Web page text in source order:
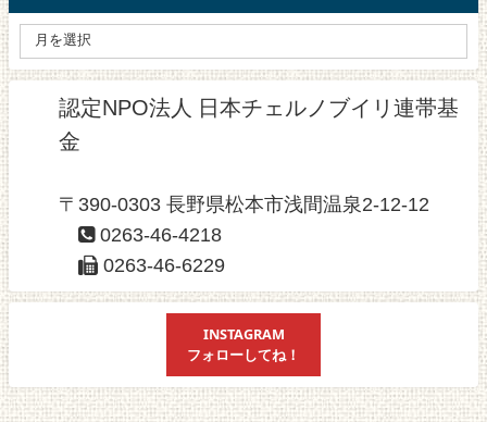
認定NPO法人 日本チェルノブイリ連帯基
金
〒390-0303 長野県松本市浅間温泉2-12-12
0263-46-4218
0263-46-6229
INSTAGRAM
フォローしてね！